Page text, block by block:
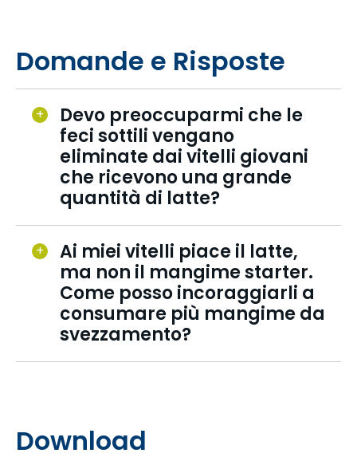
Domande e Risposte
Devo preoccuparmi che le
feci sottili vengano
eliminate dai vitelli giovani
che ricevono una grande
quantità di latte?
Ai miei vitelli piace il latte,
ma non il mangime starter.
Come posso incoraggiarli a
consumare più mangime da
svezzamento?
Download